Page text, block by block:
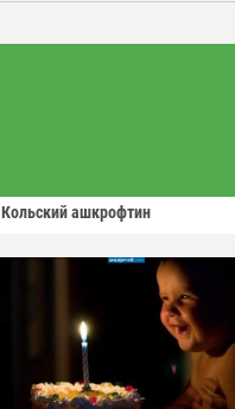
Кольский ашкрофтин